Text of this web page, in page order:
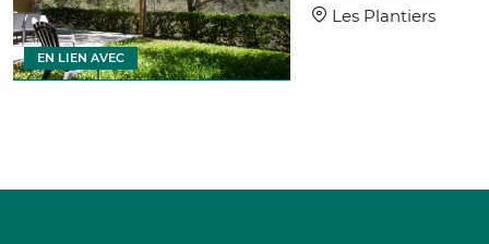
Les Plantiers
EN LIEN AVEC